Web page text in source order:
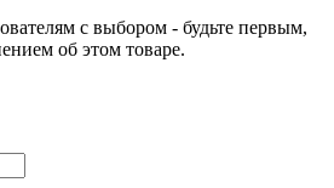
с выбором - будьте первым,
об этом товаре.